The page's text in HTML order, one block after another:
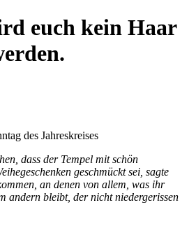
euch kein Haar
des Jahreskreises
dass der Tempel mit schön
geschmückt sei, sagte
an denen von allem, was ihr
andern bleibt, der nicht niedergerissen